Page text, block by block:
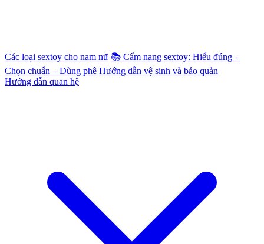
Các loại sextoy cho nam nữ 📚 Cẩm nang sextoy: Hiểu đúng –
Chọn chuẩn – Dùng phê Hướng dẫn vệ sinh và bảo quản
Hướng dẫn quan hệ